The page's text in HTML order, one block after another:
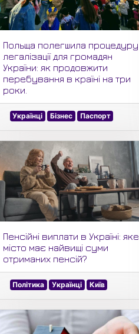
Польща полегшила процедуру
легалізації для громадян
України: як продовжити
перебування в країні на три
роки.
Українці Бізнес Паспорт
Пенсійні виплати в Україні: яке
місто має найвищі суми
отриманих пенсій?
Політика Українці Київ